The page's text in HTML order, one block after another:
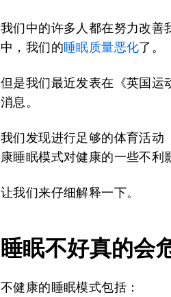
我们中的许多人都在努力改善
中，我们的睡眠质量恶化了。
但是我们最近发表在《英国运
消息。
我们发现进行足够的体育活动
康睡眠模式对健康的一些不利
让我们来仔细解释一下。
睡眠不好真的会
不健康的睡眠模式包括：